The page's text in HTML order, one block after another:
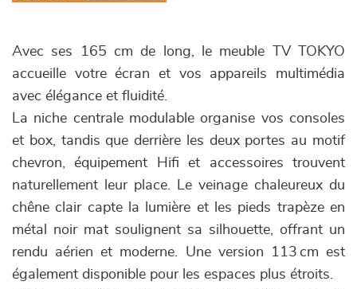
Avec ses 165 cm de long, le meuble TV TOKYO
accueille votre écran et vos appareils multimédia
avec élégance et fluidité.
La niche centrale modulable organise vos consoles
et box, tandis que derrière les deux portes au motif
chevron, équipement Hifi et accessoires trouvent
naturellement leur place. Le veinage chaleureux du
chêne clair capte la lumière et les pieds trapèze en
métal noir mat soulignent sa silhouette, offrant un
rendu aérien et moderne. Une version 113 cm est
également disponible pour les espaces plus étroits.